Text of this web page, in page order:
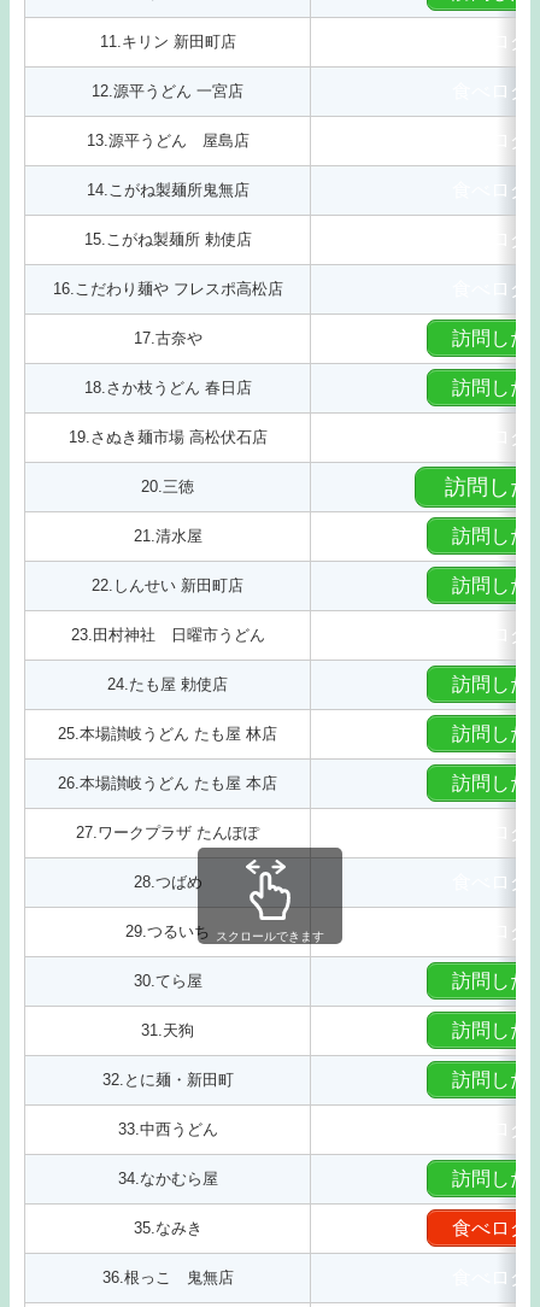
11.キリン 新田町店 食べログ
12.源平うどん 一宮店 食べログ
13.源平うどん 屋島店 食べログ
14.こがね製麺所鬼無店 食べログ
15.こがね製麺所 勅使店 食べログ
16.こだわり麺や フレスポ高松店 食べログ
17.古奈や 訪問した
18.さか枝うどん 春日店 訪問した
19.さぬき麺市場 高松伏石店 食べログ
20.三徳 訪問した
21.清水屋 訪問した
22.しんせい 新田町店 訪問した
23.田村神社 日曜市うどん 食べログ
24.たも屋 勅使店 訪問した
25.本場讃岐うどん たも屋 林店 訪問した
26.本場讃岐うどん たも屋 本店 訪問した
27.ワークプラザ たんぽぽ 食べログ
28.つばめ 食べログ
29.つるいち 食べログ
30.てら屋 訪問した
31.天狗 訪問した
32.とに麺・新田町 訪問した
33.中西うどん 食べログ
34.なかむら屋 訪問した
35.なみき 食べログ
36.根っこ 鬼無店 食べログ
スクロールできます